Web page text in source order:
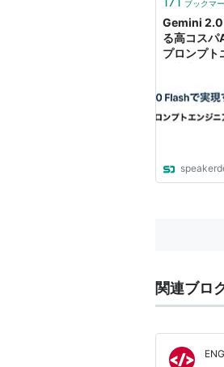
ブックマ
Gemini 2.0
る高コスパ
プロンプト
prompt-
関連ブロ